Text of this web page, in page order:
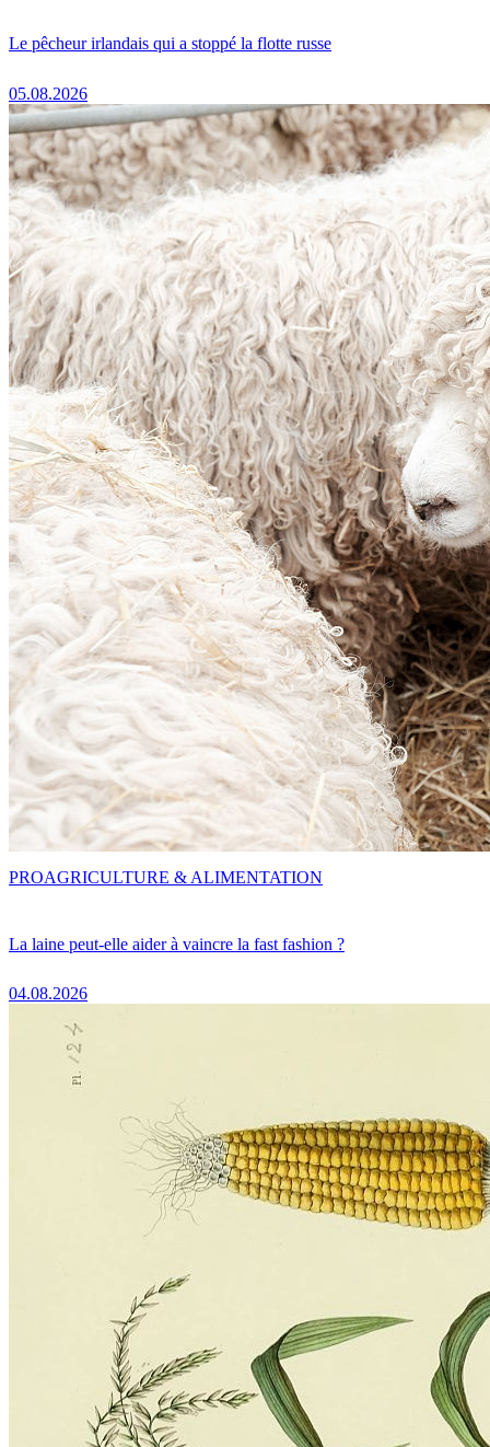
Le pêcheur irlandais qui a stoppé la flotte russe
05.08.2026
La laine peut-elle aider à vaincre la fast fashion ?
04.08.2026
PROAGRICULTURE & ALIMENTATION